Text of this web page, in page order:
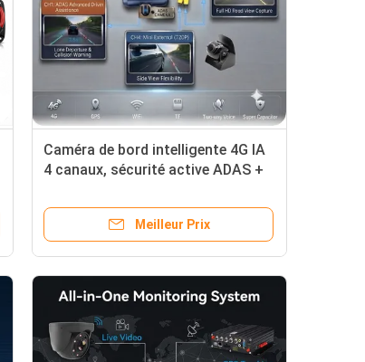
Caméra de bord intelligente 4G IA
4 canaux, sécurité active ADAS +
+ 720P pour taxis
Meilleur Prix